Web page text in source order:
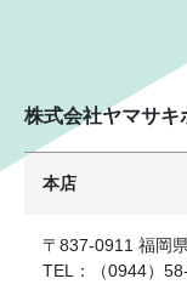
株式会社ヤマサキ
本店
〒837-0911 福岡
TEL：（0944）